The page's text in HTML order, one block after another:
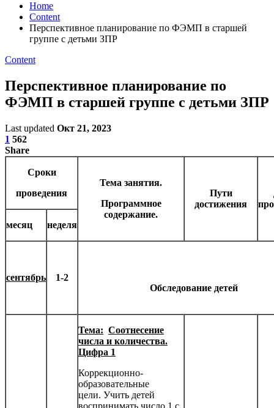
Home
Content
Перспективное планирование по ФЭМП в старшей
группе с детьми ЗПР
Content
Перспективное планирование по
ФЭМП в старшей группе с детьми ЗПР
Last updated Окт 21, 2023
1 562
Share
Сроки
проведения
Тема занятия.
Программное
содержание.
Пути
достижения
месяц
неделя
сентябрь
1-2
Обследование детей
Тема: Соотнесение
числа и количества.
Цифра 1
Коррекционно-
образовательные
цели. Учить детей
воспринимать число 1 с